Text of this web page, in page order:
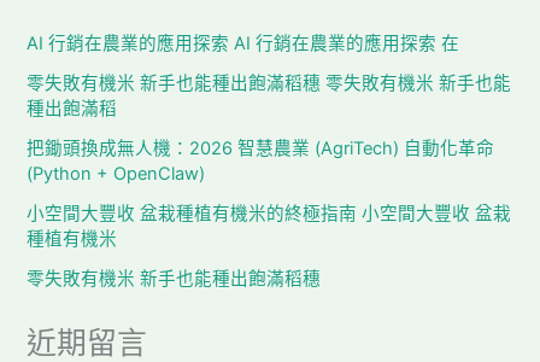
AI 行銷在農業的應用探索 AI 行銷在農業的應用探索 在
零失敗有機米 新手也能種出飽滿稻穗 零失敗有機米 新手也能
種出飽滿稻
把鋤頭換成無人機：2026 智慧農業 (AgriTech) 自動化革命
(Python + OpenClaw)
小空間大豐收 盆栽種植有機米的終極指南 小空間大豐收 盆栽
種植有機米
零失敗有機米 新手也能種出飽滿稻穗
近期留言